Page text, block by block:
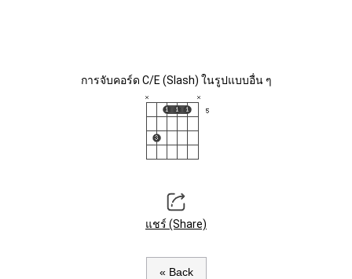
การจับคอร์ด C/E (Slash) ในรูปแบบอื่น ๆ
แชร์ (Share)
« Back